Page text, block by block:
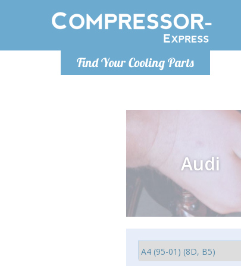
Find Your Cooling Parts
Audi